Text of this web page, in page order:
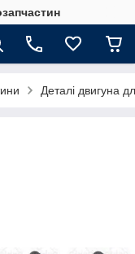
Деталі двигуна